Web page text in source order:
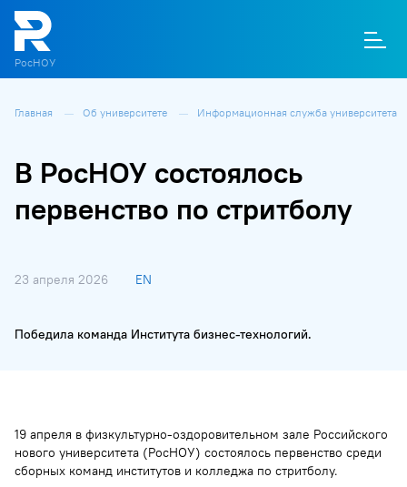
РосНОУ
Главная Об университете Информационная служба университета
В РосНОУ состоялось
первенство по стритболу
23 апреля 2026 EN
Победила команда Института бизнес-технологий.
19 апреля в физкультурно-оздоровительном зале Российского
нового университета (РосНОУ) состоялось первенство среди
сборных команд институтов и колледжа по стритболу.